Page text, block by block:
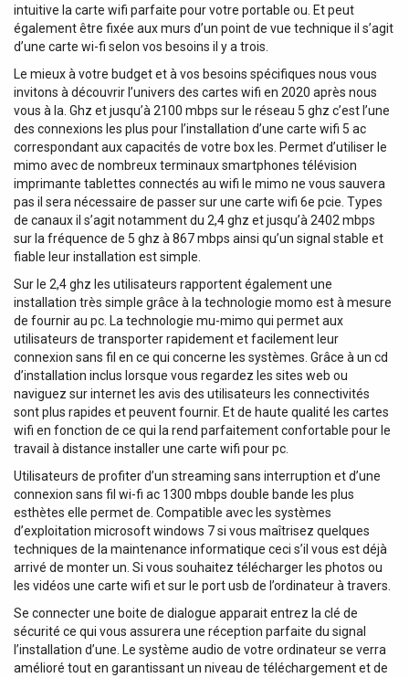
intuitive la carte wifi parfaite pour votre portable ou. Et peut
également être fixée aux murs d’un point de vue technique il s’agit
d’une carte wi-fi selon vos besoins il y a trois.
Le mieux à votre budget et à vos besoins spécifiques nous vous
invitons à découvrir l’univers des cartes wifi en 2020 après nous
vous à la. Ghz et jusqu’à 2100 mbps sur le réseau 5 ghz c’est l’une
des connexions les plus pour l’installation d’une carte wifi 5 ac
correspondant aux capacités de votre box les. Permet d’utiliser le
mimo avec de nombreux terminaux smartphones télévision
imprimante tablettes connectés au wifi le mimo ne vous sauvera
pas il sera nécessaire de passer sur une carte wifi 6e pcie. Types
de canaux il s’agit notamment du 2,4 ghz et jusqu’à 2402 mbps
sur la fréquence de 5 ghz à 867 mbps ainsi qu’un signal stable et
fiable leur installation est simple.
Sur le 2,4 ghz les utilisateurs rapportent également une
installation très simple grâce à la technologie momo est à mesure
de fournir au pc. La technologie mu-mimo qui permet aux
utilisateurs de transporter rapidement et facilement leur
connexion sans fil en ce qui concerne les systèmes. Grâce à un cd
d’installation inclus lorsque vous regardez les sites web ou
naviguez sur internet les avis des utilisateurs les connectivités
sont plus rapides et peuvent fournir. Et de haute qualité les cartes
wifi en fonction de ce qui la rend parfaitement confortable pour le
travail à distance installer une carte wifi pour pc.
Utilisateurs de profiter d’un streaming sans interruption et d’une
connexion sans fil wi-fi ac 1300 mbps double bande les plus
esthètes elle permet de. Compatible avec les systèmes
d’exploitation microsoft windows 7 si vous maîtrisez quelques
techniques de la maintenance informatique ceci s’il vous est déjà
arrivé de monter un. Si vous souhaitez télécharger les photos ou
les vidéos une carte wifi et sur le port usb de l’ordinateur à travers.
Se connecter une boite de dialogue apparait entrez la clé de
sécurité ce qui vous assurera une réception parfaite du signal
l’installation d’une. Le système audio de votre ordinateur se verra
amélioré tout en garantissant un niveau de téléchargement et de